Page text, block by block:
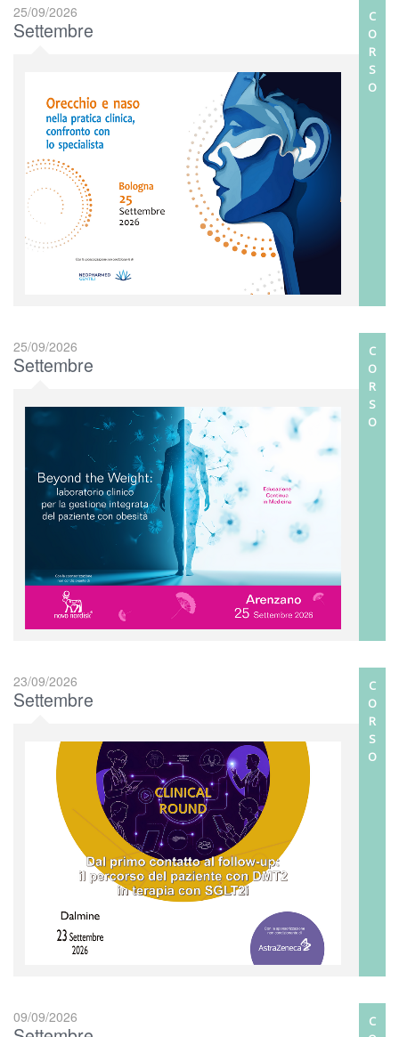
25/09/2026
Settembre
C
O
R
S
O
25/09/2026
Settembre
C
O
R
S
O
23/09/2026
Settembre
C
O
R
S
O
09/09/2026
C